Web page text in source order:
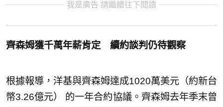
我是廣告 請繼續往下閱讀
齊森姆獲千萬年薪肯定 續約談判仍待觀察
根據報導，洋基與齊森姆達成1020萬美元（約新台
幣3.26億元） 的一年合約協議。齊森姆去年季末曾